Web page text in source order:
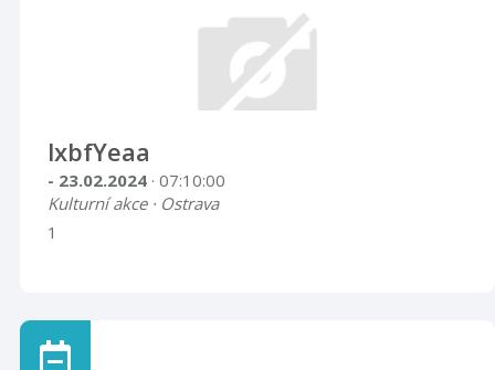
lxbfYeaa
- 23.02.2024 · 07:10:00
Kulturní akce · Ostrava
1